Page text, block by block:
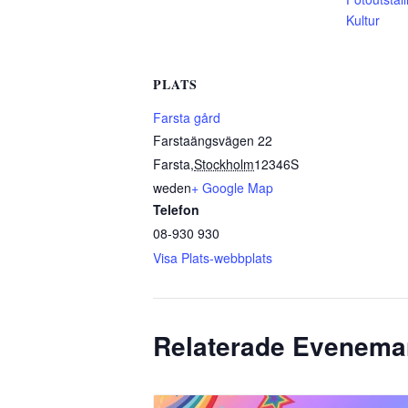
Kultur
PLATS
Farsta gård
Farstaängsvägen 22
Farsta,Stockholm12346S
weden+ Google Map
Telefon
08-930 930
Visa Plats-webbplats
Relaterade